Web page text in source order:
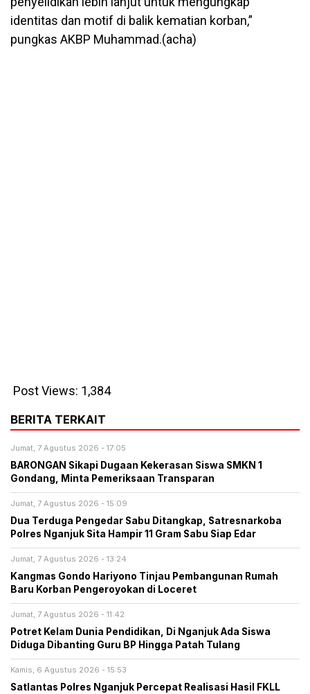
identitas dan motif di balik kematian korban,”
pungkas AKBP Muhammad.(acha)
Post Views: 1,384
BERITA TERKAIT
Jumat, 7 Agustus 2026 - 17:05
BARONGAN Sikapi Dugaan Kekerasan Siswa SMKN 1
Gondang, Minta Pemeriksaan Transparan
Jumat, 7 Agustus 2026 - 15:09
Dua Terduga Pengedar Sabu Ditangkap, Satresnarkoba
Polres Nganjuk Sita Hampir 11 Gram Sabu Siap Edar
Jumat, 7 Agustus 2026 - 13:24
Kangmas Gondo Hariyono Tinjau Pembangunan Rumah
Baru Korban Pengeroyokan di Loceret
Jumat, 7 Agustus 2026 - 11:42
Potret Kelam Dunia Pendidikan, Di Nganjuk Ada Siswa
Diduga Dibanting Guru BP Hingga Patah Tulang
Kamis, 6 Agustus 2026 - 15:53
Satlantas Polres Nganjuk Percepat Realisasi Hasil FKLL